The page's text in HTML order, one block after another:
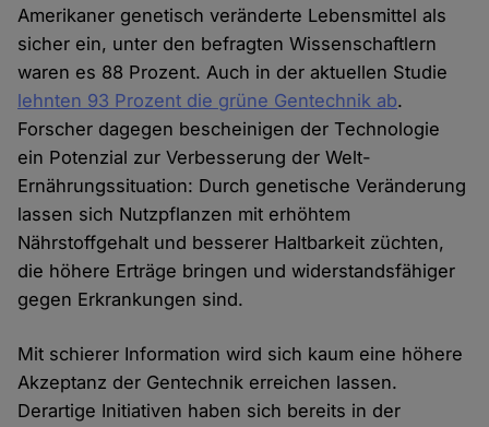
Amerikaner genetisch veränderte Lebensmittel als
sicher ein, unter den befragten Wissenschaftlern
waren es 88 Prozent. Auch in der aktuellen Studie
lehnten 93 Prozent die grüne Gentechnik ab.
Forscher dagegen bescheinigen der Technologie
ein Potenzial zur Verbesserung der Welt-
Ernährungssituation: Durch genetische Veränderung
lassen sich Nutzpflanzen mit erhöhtem
Nährstoffgehalt und besserer Haltbarkeit züchten,
die höhere Erträge bringen und widerstandsfähiger
gegen Erkrankungen sind.
Mit schierer Information wird sich kaum eine höhere
Akzeptanz der Gentechnik erreichen lassen.
Derartige Initiativen haben sich bereits in der